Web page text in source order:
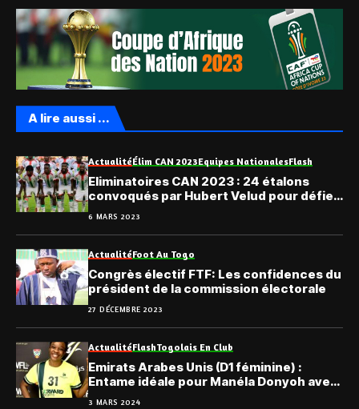
A lire aussi ...
ActualitéÉlim CAN 2023Equipes NationalesFlash
Eliminatoires CAN 2023 : 24 étalons
convoqués par Hubert Velud pour défier
le Togo
6 MARS 2023
ActualitéFoot Au Togo
Congrès électif FTF: Les confidences du
président de la commission électorale
27 DÉCEMBRE 2023
ActualitéFlashTogolais En Club
Emirats Arabes Unis (D1 féminine) :
Entame idéale pour Manéla Donyoh avec
le FC Mubadara
3 MARS 2024